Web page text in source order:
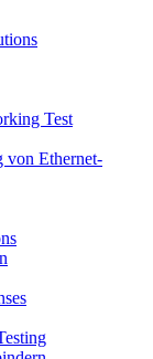
Test
von Ethernet-